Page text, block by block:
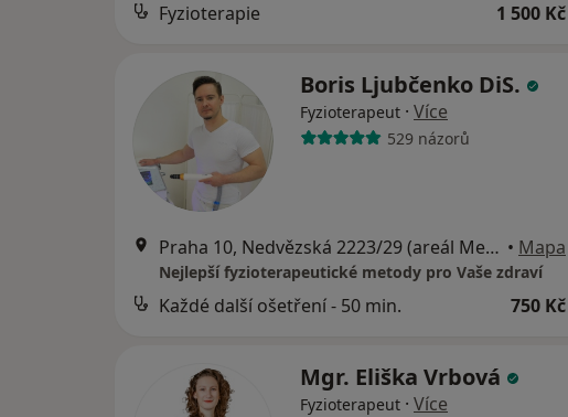
Fyzioterapie 1 500 Kč
Boris Ljubčenko DiS.
Fyzioterapeut · Více
529 názorů
Praha 10, Nedvězská 2223/29 (areál Medicentrum - Skalka, 2. patro), Praha • Mapa
Nejlepší fyzioterapeutické metody pro Vaše zdraví
Každé další ošetření - 50 min. 750 Kč
Mgr. Eliška Vrbová
Fyzioterapeut · Více